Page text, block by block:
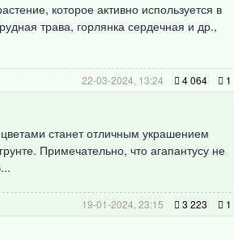
которое активно используется в
трава, горлянка сердечная и др.,
22-03-2024, 13:24 4 064 1
станет отличным украшением
Примечательно, что агапантусу не
19-01-2024, 23:15 3 223 1